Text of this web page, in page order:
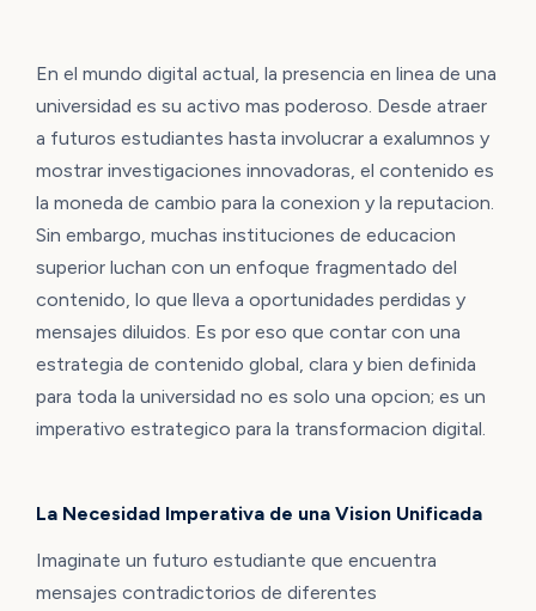
En el mundo digital actual, la presencia en linea de una
universidad es su activo mas poderoso. Desde atraer
a futuros estudiantes hasta involucrar a exalumnos y
mostrar investigaciones innovadoras, el contenido es
la moneda de cambio para la conexion y la reputacion.
Sin embargo, muchas instituciones de educacion
superior luchan con un enfoque fragmentado del
contenido, lo que lleva a oportunidades perdidas y
mensajes diluidos. Es por eso que contar con una
estrategia de contenido global, clara y bien definida
para toda la universidad no es solo una opcion; es un
imperativo estrategico para la transformacion digital.
La Necesidad Imperativa de una Vision Unificada
Imaginate un futuro estudiante que encuentra
mensajes contradictorios de diferentes